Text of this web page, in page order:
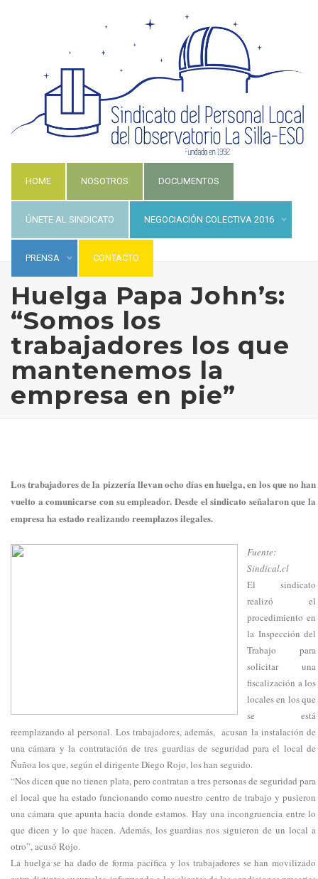
HOME NOSOTROS DOCUMENTOS
ÚNETE AL SINDICATO NEGOCIACIÓN COLECTIVA 2016
PRENSA CONTACTO
Huelga Papa John’s:
“Somos los
trabajadores los que
mantenemos la
empresa en pie”
Los trabajadores de la pizzería llevan ocho días en huelga, en los que no han
vuelto a comunicarse con su empleador. Desde el sindicato señalaron que la
empresa ha estado realizando reemplazos ilegales.
Fuente:
Sindical.cl
El sindicato
realizó el
procedimiento en
la Inspección del
Trabajo para
solicitar una
fiscalización a los
locales en los que
se está
reemplazando al personal. Los trabajadores, además, acusan la instalación de
una cámara y la contratación de tres guardias de seguridad para el local de
Ñuñoa los que, según el dirigente Diego Rojo, los han seguido.
“Nos dicen que no tienen plata, pero contratan a tres personas de seguridad para
el local que ha estado funcionando como nuestro centro de trabajo y pusieron
una cámara que apunta hacia donde estamos. Hay una incongruencia entre lo
que dicen y lo que hacen. Además, los guardias nos siguieron de un local a
otro”, acusó Rojo.
La huelga se ha dado de forma pacífica y los trabajadores se han movilizado